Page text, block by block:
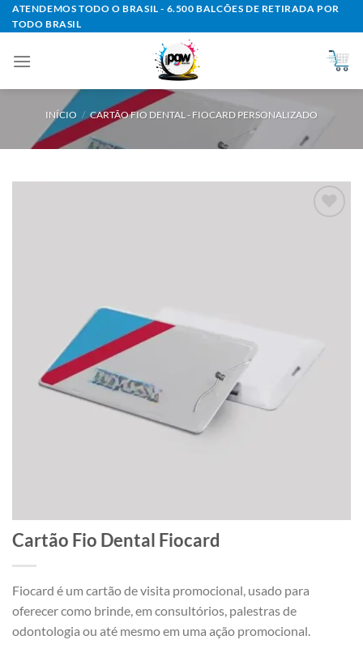
Skip
to
ATENDEMOS TODO O BRASIL - 6.500 BALCÕES DE RETIRADA POR
TODO BRASIL
INÍCIO / CARTÃO FIO DENTAL - FIOCARD PERSONALIZADO
Cartão Fio Dental Fiocard
Fiocard é um cartão de visita promocional, usado para
oferecer como brinde, em consultórios, palestras de
odontologia ou até mesmo em uma ação promocional.